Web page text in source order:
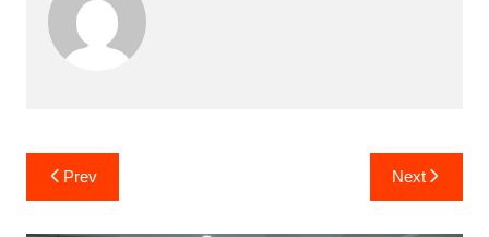
Post
navigation
Prev Next